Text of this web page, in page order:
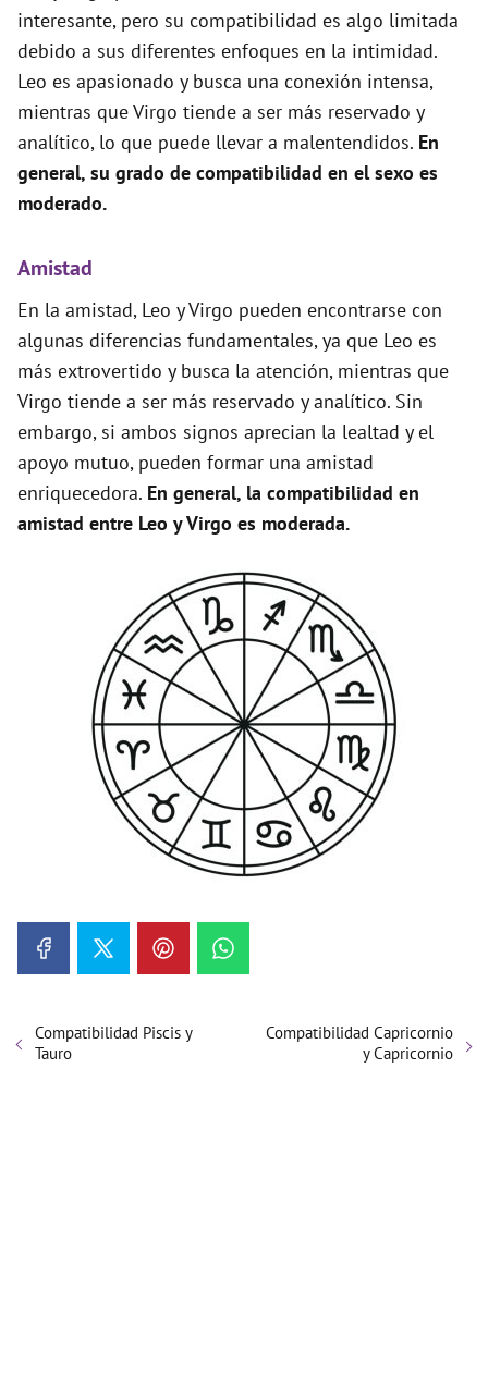
interesante, pero su compatibilidad es algo limitada
debido a sus diferentes enfoques en la intimidad.
Leo es apasionado y busca una conexión intensa,
mientras que Virgo tiende a ser más reservado y
analítico, lo que puede llevar a malentendidos. En
general, su grado de compatibilidad en el sexo es
moderado.
Amistad
En la amistad, Leo y Virgo pueden encontrarse con
algunas diferencias fundamentales, ya que Leo es
más extrovertido y busca la atención, mientras que
Virgo tiende a ser más reservado y analítico. Sin
embargo, si ambos signos aprecian la lealtad y el
apoyo mutuo, pueden formar una amistad
enriquecedora. En general, la compatibilidad en
amistad entre Leo y Virgo es moderada.
Compatibilidad Piscis y
Tauro
Compatibilidad Capricornio
y Capricornio